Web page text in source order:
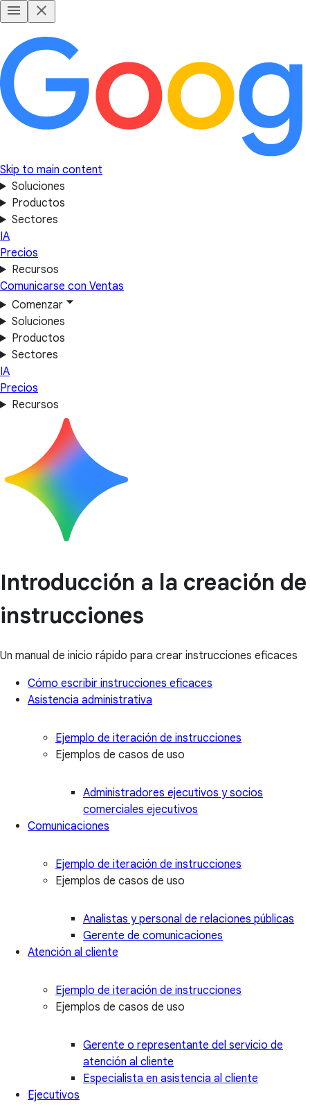
Skip to main content
Soluciones
Productos
Sectores
IA
Precios
Recursos
Comunicarse con Ventas
Comenzar
Soluciones
Productos
Sectores
IA
Precios
Recursos
Introducción a la creación de
instrucciones
Un manual de inicio rápido para crear instrucciones eficaces
Cómo escribir instrucciones eficaces
Asistencia administrativa
Ejemplo de iteración de instrucciones
Ejemplos de casos de uso
Administradores ejecutivos y socios
comerciales ejecutivos
Comunicaciones
Ejemplo de iteración de instrucciones
Ejemplos de casos de uso
Analistas y personal de relaciones públicas
Gerente de comunicaciones
Atención al cliente
Ejemplo de iteración de instrucciones
Ejemplos de casos de uso
Gerente o representante del servicio de
atención al cliente
Especialista en asistencia al cliente
Ejecutivos